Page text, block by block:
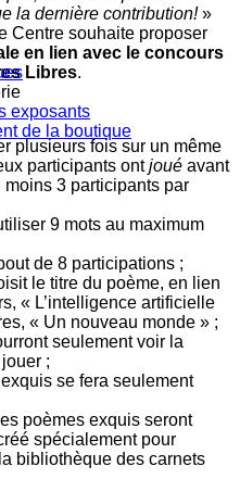
exposants
de la boutique
la dernière contribution!»
Centre souhaite proposer
en lien avec le concours
Libres.
plusieurs fois sur un même
participants ontjoué avant
3 participants par
9 mots au maximum
de 8 participations ;
le titre du poème, en lien
« L’intelligence artificielle
« Un nouveau monde » ;
seulement voir la
;
se fera seulement
poèmes exquis seront
spécialement pour
bibliothèque des carnets